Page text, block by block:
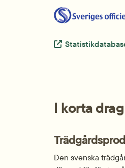
Extern länk.
I korta drag
Den svenska